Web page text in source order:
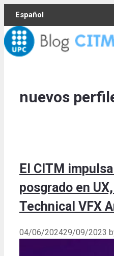
Skip
content
Español
nuevos
El CITM
posgrado en
Technical VFX
04/06/202429/09/2023